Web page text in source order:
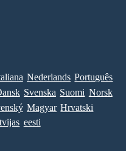
Nederlands Português
Svenska Suomi Norsk
Magyar Hrvatski
eesti